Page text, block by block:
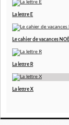
La lettre E
Le cahier de vacances
La lettre R
La lettre X